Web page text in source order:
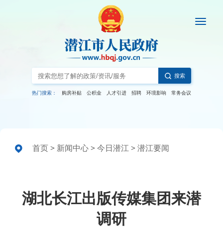
搜索
热门搜索： 购房补贴 公积金 人才引进 招聘 环境影响 常务会议
首页 > 新闻中心 > 今日潜江 > 潜江要闻
湖北长江出版传媒集团来潜
调研